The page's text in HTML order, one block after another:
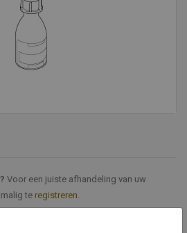
Voor een juiste afhandeling van uw
te registreren.